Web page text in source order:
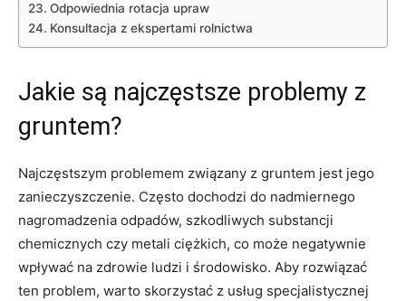
Odpowiednia rotacja⁣ upraw
Konsultacja⁤ z ekspertami rolnictwa
Jakie są najczęstsze problemy‍ z
⁤gruntem?
Najczęstszym ​problemem ​związany ‌z gruntem jest‍ jego
zanieczyszczenie. Często dochodzi do ‍nadmiernego
⁣nagromadzenia odpadów, ​szkodliwych substancji
⁢chemicznych‍ czy metali ciężkich, co ⁣może ‍negatywnie
wpływać na ⁣zdrowie ​ludzi i środowisko. Aby rozwiązać
ten ⁢problem, warto skorzystać z usług specjalistycznej